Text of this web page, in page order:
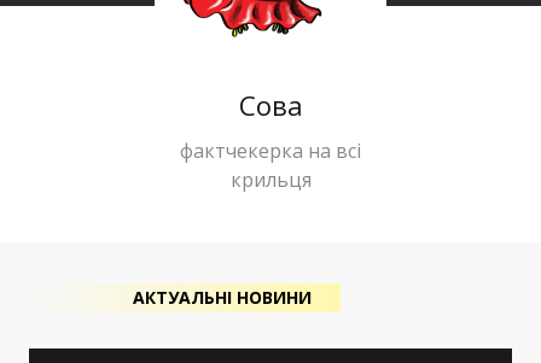
Сова
фактчекерка на всі
крильця
АКТУАЛЬНІ НОВИНИ